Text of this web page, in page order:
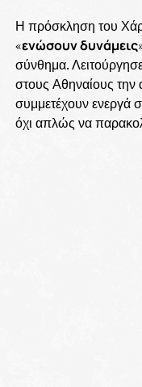
Η πρόσκληση του
«ενώσουν δυνάμεις
σύνθημα.
στους Αθηναίους την
συμμετέχουν ενεργά
όχι απλώς να